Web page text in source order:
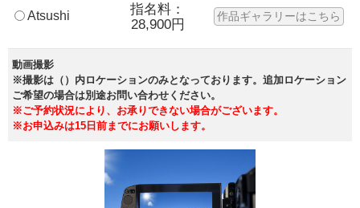
Atsushi
指名料：
28,900円
作品ギャラリーはこちら
動画撮影
※撮影は（）内ロケーションのみとなっております。追加ロケーション
ご希望の場合は別途お問い合わせください。
※ご予約状況により、お承りできない場合がございます。
※お申込みは15日前までにお願いします。